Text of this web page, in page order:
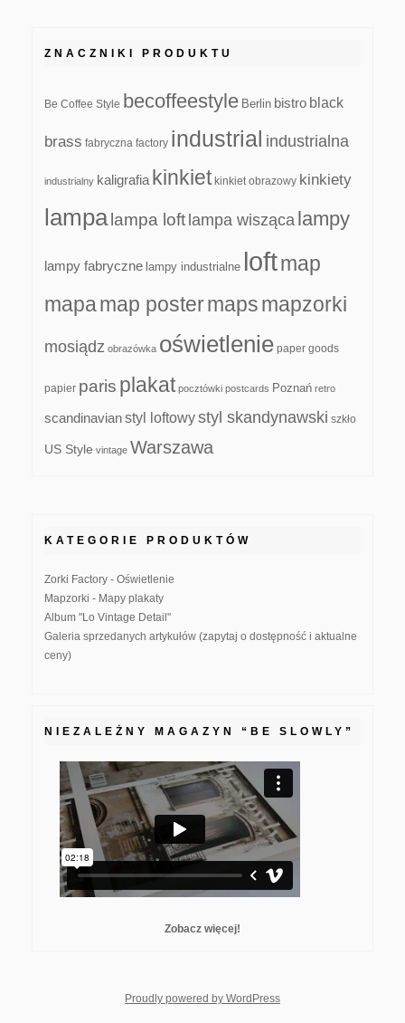
ZNACZNIKI PRODUKTU
Be Coffee Style becoffeestyle Berlin bistro black
brass fabryczna factory industrial industrialna
industrialny kaligrafia kinkiet kinkiet obrazowy kinkiety
lampa lampa loft lampa wisząca lampy
lampy fabryczne lampy industrialne loftmap
mapamap postermapsmapzorki
mosiądz obrazówka oświetlenie paper goods
papier paris plakat pocztówki postcards Poznań retro
scandinavianstyl loftowystyl skandynawski szkło
US Style vintage Warszawa
KATEGORIE PRODUKTÓW
Zorki Factory - Oświetlenie
Mapzorki - Mapy plakaty
Album "Lo Vintage Detail"
Galeria sprzedanych artykułów (zapytaj o dostępność i aktualne
ceny)
NIEZALEŻNY MAGAZYN “BE SLOWLY”
Zobacz więcej!
Proudly powered by WordPresswhois: Nuno Sarmento